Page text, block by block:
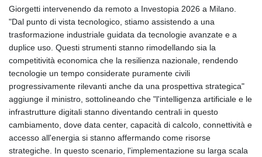
Giorgetti intervenendo da remoto a Investopia 2026 a Milano.
"Dal punto di vista tecnologico, stiamo assistendo a una
trasformazione industriale guidata da tecnologie avanzate e a
duplice uso. Questi strumenti stanno rimodellando sia la
competitività economica che la resilienza nazionale, rendendo
tecnologie un tempo considerate puramente civili
progressivamente rilevanti anche da una prospettiva strategica"
aggiunge il ministro, sottolineando che "l'intelligenza artificiale e le
infrastrutture digitali stanno diventando centrali in questo
cambiamento, dove data center, capacità di calcolo, connettività e
accesso all'energia si stanno affermando come risorse
strategiche. In questo scenario, l'implementazione su larga scala